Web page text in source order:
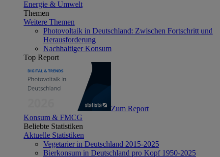
Energie & Umwelt
Themen
Weitere Themen
Photovoltaik in Deutschland: Zwischen Fortschritt und
Herausforderung
Nachhaltiger Konsum
Top Report
Zum Report
Konsum & FMCG
Beliebte Statistiken
Aktuelle Statistiken
Vegetarier in Deutschland 2015-2025
Bierkonsum in Deutschland pro Kopf 1950-2025